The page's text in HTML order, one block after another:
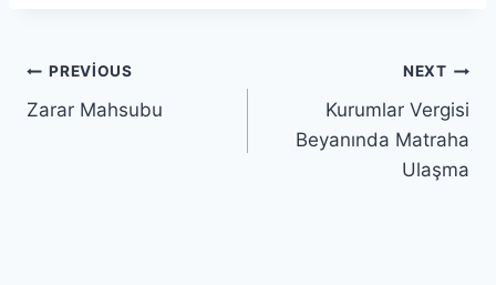
Yazı
gezinmesi
PREVIOUS
Zarar Mahsubu
NEXT
Kurumlar Vergisi
Beyanında Matraha
Ulaşma